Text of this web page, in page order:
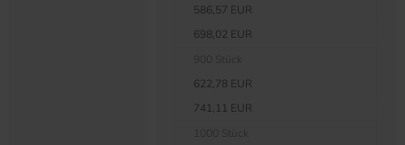
586,57 EUR
698,02 EUR
622,78 EUR
741,11 EUR